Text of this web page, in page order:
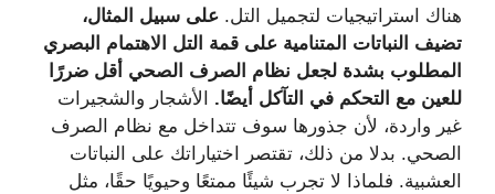
هناك استراتيجيات لتجميل التل. على سبيل المثال،
تضيف النباتات المتنامية على قمة التل الاهتمام البصري
المطلوب بشدة لجعل نظام الصرف الصحي أقل ضررًا
للعين مع التحكم في التآكل أيضًا. الأشجار والشجيرات
غير واردة، لأن جذورها سوف تتداخل مع نظام الصرف
الصحي. بدلا من ذلك، تقتصر اختياراتك على النباتات
العشبية. فلماذا لا تجرب شيئًا ممتعًا وحيويًا حقًا، مثل